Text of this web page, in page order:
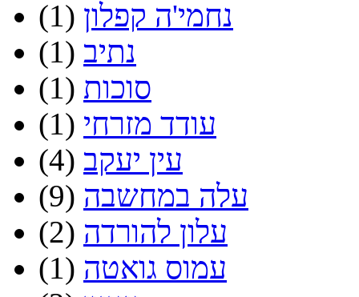
נחמי'ה קפלון (1)
נתיב (1)
סוכות (1)
עודד מזרחי (1)
עין יעקב (4)
עלה במחשבה (9)
עלון להורדה (2)
עמוס גואטה (1)